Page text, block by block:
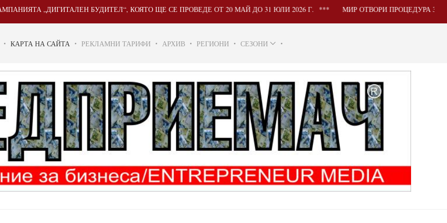
„ДИГИТАЛЕН БУДИТЕЛ“, КОЯТО ЩЕ СЕ ПРОВЕДЕ ОТ 20 МАЙ ДО 31 ЮЛИ 2026 Г. МИР ОТВОРИ ПРОЦЕДУРА ЗА
КАРТА НА САЙТА РЕКЛАМНИ ТАРИФИ АРХИВ РЕГИОНИ СЕЗОНИ